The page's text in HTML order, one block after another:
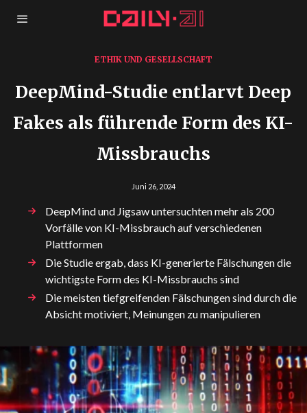
ETHIK UND GESELLSCHAFT
DeepMind-Studie entlarvt Deep
Fakes als führende Form des KI-
Missbrauchs
Juni 26, 2024
DeepMind und Jigsaw untersuchten mehr als 200
Vorfälle von KI-Missbrauch auf verschiedenen
Plattformen
Die Studie ergab, dass KI-generierte Fälschungen die
wichtigste Form des KI-Missbrauchs sind
Die meisten tiefgreifenden Fälschungen sind durch die
Absicht motiviert, Meinungen zu manipulieren